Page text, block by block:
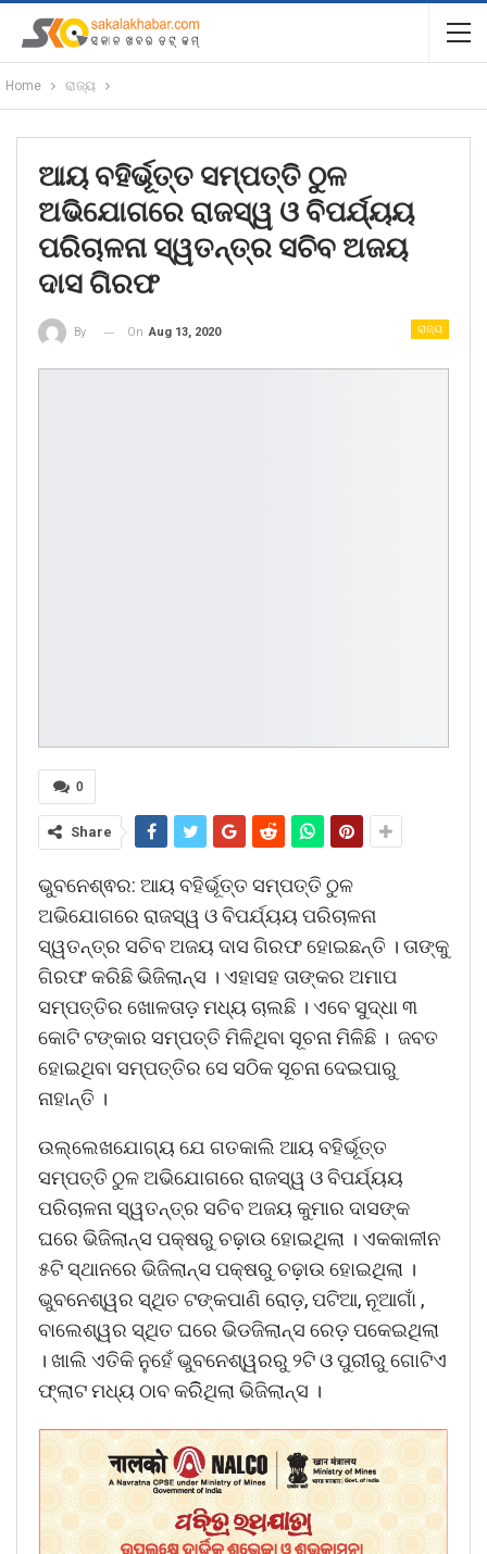
Home ରାଜ୍ୟ
ଆୟ ବହିର୍ଭୂତ୍ତ ସମ୍ପତ୍ତି ଠୁଳ
ଅଭିଯୋଗରେ ରାଜସ୍ୱ ଓ ବିପର୍ଯ୍ୟୟ
ପରିଚାଳନା ସ୍ୱତନ୍ତ୍ର ସଚିବ ଅଜୟ
ଦାସ ଗିରଫ
ରାଜ୍ୟ
By On Aug 13, 2020
0
Share
ଭୁବନେଶ୍ଵର: ଆୟ ବହିର୍ଭୂତ୍ତ ସମ୍ପତ୍ତି ଠୁଳ
ଅଭିଯୋଗରେ ରାଜସ୍ୱ ଓ ବିପର୍ଯ୍ୟୟ ପରିଚାଳନା
ସ୍ୱତନ୍ତ୍ର ସଚିବ ଅଜୟ ଦାସ ଗିରଫ ହୋଇଛନ୍ତି । ତାଙ୍କୁ
ଗିରଫ କରିଛି ଭିଜିଲାନ୍ସ । ଏହାସହ ତାଙ୍କର ଅମାପ
ସମ୍ପତ୍ତିର ଖୋଳତାଡ଼ ମଧ୍ୟ ଚାଲଛି । ଏବେ ସୁଦ୍ଧା ୩
କୋଟି ଟଙ୍କାର ସମ୍ପତ୍ତି ମିଳିଥିବା ସୂଚନା ମିଳିଛି । ଜବତ
ହୋଇଥିବା ସମ୍ପତ୍ତିର ସେ ସଠିକ ସୂଚନା ଦେଇପାରୁ
ନାହାନ୍ତି ।
ଉଲ୍ଲେଖଯୋଗ୍ୟ ଯେ ଗତକାଲି ଆୟ ବହିର୍ଭୂତ୍ତ
ସମ୍ପତ୍ତି ଠୁଳ ଅଭିଯୋଗରେ ରାଜସ୍ୱ ଓ ବିପର୍ଯ୍ୟୟ
ପରିଚାଳନା ସ୍ୱତନ୍ତ୍ର ସଚିବ ଅଜୟ କୁମାର ଦାସଙ୍କ
ଘରେ ଭିଜିଲାନ୍ସ ପକ୍ଷରୁ ଚଢ଼ାଉ ହୋଇଥିଲା । ଏକକାଳୀନ
୫ଟି ସ୍ଥାନରେ ଭିଜିଲାନ୍ସ ପକ୍ଷରୁ ଚଢ଼ାଉ ହୋଇଥିଲା ।
ଭୁବନେଶ୍ୱର ସ୍ଥିତ ଟଙ୍କପାଣି ରୋଡ଼, ପଟିଆ, ନୂଆଗାଁ ,
ବାଲେଶ୍ୱର ସ୍ଥିତ ଘରେ ଭିଡଜିଲାନ୍ସ ରେଡ଼ ପକେଇଥିଲା
। ଖାଲି ଏତିକି ନୁହେଁ ଭୁବନେଶ୍ୱରରୁ ୨ଟି ଓ ପୁରୀରୁ ଗୋଟିଏ
ଫ୍ଲାଟ ମଧ୍ୟ ଠାବ କରିିଥିଲା ଭିଜିଲାନ୍ସ ।